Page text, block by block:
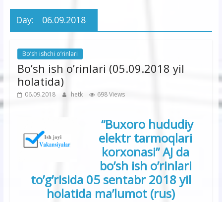
korxonasi”
Day: 06.09.2018
Bo’sh ishchi o’rinlari
Bo’sh ish o’rinlari (05.09.2018 yil
holatida)
06.09.2018 hetk 698 Views
“Buxoro hududiy
elektr tarmoqlari
korxonasi” AJ da
bo’sh ish o’rinlari
to’g’risida 05 sentabr2018 yil
holatida ma’lumot (rus)